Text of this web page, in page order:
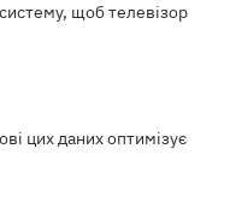
щоб телевізор
цих даних оптимізує